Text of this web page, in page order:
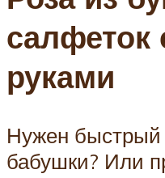
салфеток
руками
Нужен быстрый
бабушки? Или